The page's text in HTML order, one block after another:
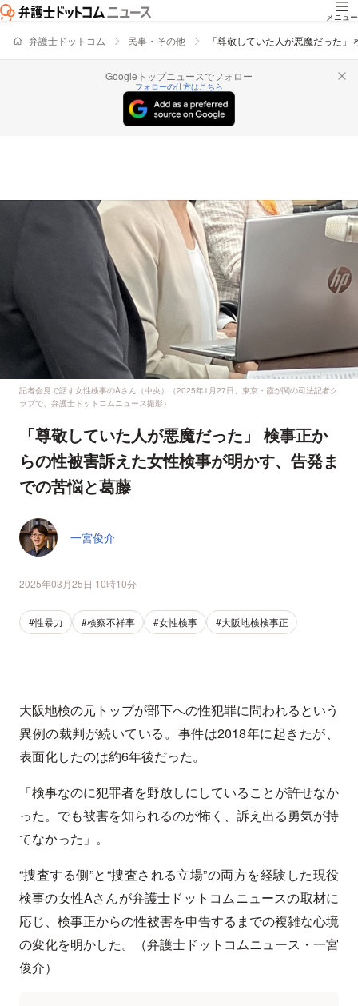
メニュー
弁護士ドットコム 民事・その他 「尊敬していた人が悪魔だった
Googleトップニュースでフォロー
フォローの仕方はこちら
記者会見で話す女性検事のAさん（中央）（2025年1月27日、東京・霞が関の司法記者ク
ラブで、弁護士ドットコムニュース撮影）
「尊敬していた人が悪魔だった」 検事正か
らの性被害訴えた女性検事が明かす、告発ま
での苦悩と葛藤
一宮俊介
2025年03月25日 10時10分
#性暴力 #検察不祥事 #女性検事 #大阪地検検事正
大阪地検の元トップが部下への性犯罪に問われるという
異例の裁判が続いている。事件は2018年に起きたが、
表面化したのは約6年後だった。
「検事なのに犯罪者を野放しにしていることが許せなか
った。でも被害を知られるのが怖く、訴え出る勇気が持
てなかった」。
“捜査する側”と“捜査される立場”の両方を経験した現役
検事の女性Aさんが弁護士ドットコムニュースの取材に
応じ、検事正からの性被害を申告するまでの複雑な心境
の変化を明かした。（弁護士ドットコムニュース・一宮
俊介）